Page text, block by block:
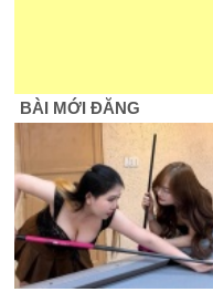
BÀI MỚI ĐĂNG